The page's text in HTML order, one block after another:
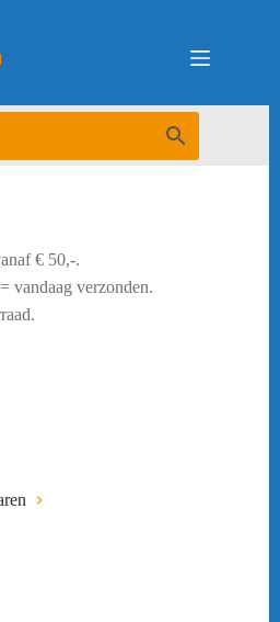
€ 50,-.
vandaag verzonden.